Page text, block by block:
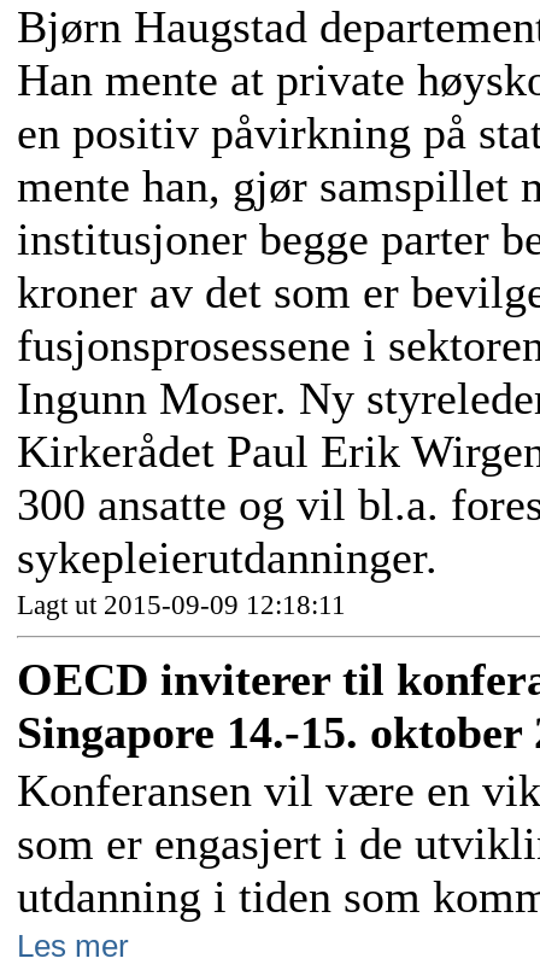
Bjørn Haugstad
Han mente at private
en positiv påvirkning på
mente han, gjør samspillet
institusjoner begge parter
kroner av det som er
fusjonsprosessene i
Ingunn Moser. Ny
Kirkerådet Paul Erik
300 ansatte og vil bl.a.
sykepleierutdanninger.
Lagt ut 2015-09-09 12:18:11
OECD inviterer til
Singapore 14.-15. oktober
Konferansen vil være en
som er engasjert i de
utdanning i tiden som
Les mer